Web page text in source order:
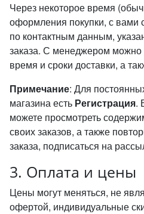
Через некоторое время
оформления покупки, с
по контактным данным,
заказа. С менеджером можно
время и сроки доставки, а
Примечание: Для
магазина есть Регистрация.
можете просмотреть
своих заказов, а также
заказа, подписаться на
3. Оплата и цены
Цены могут меняться, не
офертой, индивидуальные